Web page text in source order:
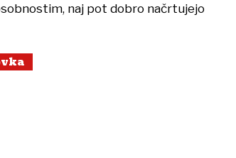
naj pot dobro načrtujejo